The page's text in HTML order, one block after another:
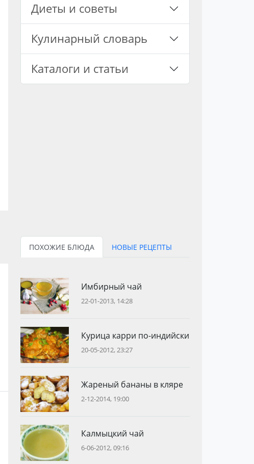
Диеты и советы
Кулинарный словарь
Каталоги и статьи
ПОХОЖИЕ БЛЮДА НОВЫЕ РЕЦЕПТЫ
Имбирный чай
22-01-2013, 14:28
Курица карри по-индийски
20-05-2012, 23:27
Жареный бананы в кляре
2-12-2014, 19:00
Калмыцкий чай
6-06-2012, 09:16